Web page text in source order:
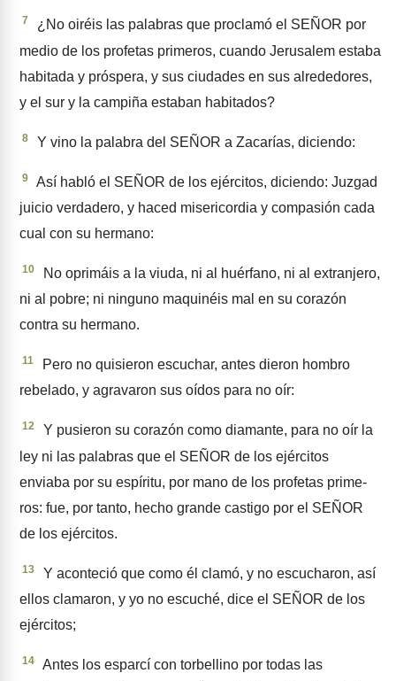
7
¿No oiréis las palabras que proclamó el SEÑOR por
medio de los profetas primeros, cuando Jerusalem estaba
habitada y próspera, y sus ciudades en sus alrededores,
y el sur y la campiña estaban habitados?
8 Y vino la palabra del SEÑOR a Zacarías, diciendo:
9
Así habló el SEÑOR de los ejércitos, diciendo: Juzgad
juicio verdadero, y haced misericordia y compasión cada
cual con su herma­no:
10
No oprimáis a la viuda, ni al huérfano, ni al extranjero,
ni al pobre; ni ninguno maquinéis mal en su corazón
contra su herma­no.
11
Pero no quisieron escu­char, antes dieron hombro
rebe­lado, y agravaron sus oídos para no oír:
12
Y pusieron su corazón como diamante, para no oír la
ley ni las palabras que el SEÑOR de los ejércitos
enviaba por su espíritu, por mano de los profetas prime­
ros: fue, por tanto, hecho grande castigo por el SEÑOR
de los ejércitos.
13
Y aconteció que como él clamó, y no escucharon, así
ellos clamaron, y yo no escuché, dice el SEÑOR de los
ejércitos;
14
Antes los esparcí con torbelli­no por todas las